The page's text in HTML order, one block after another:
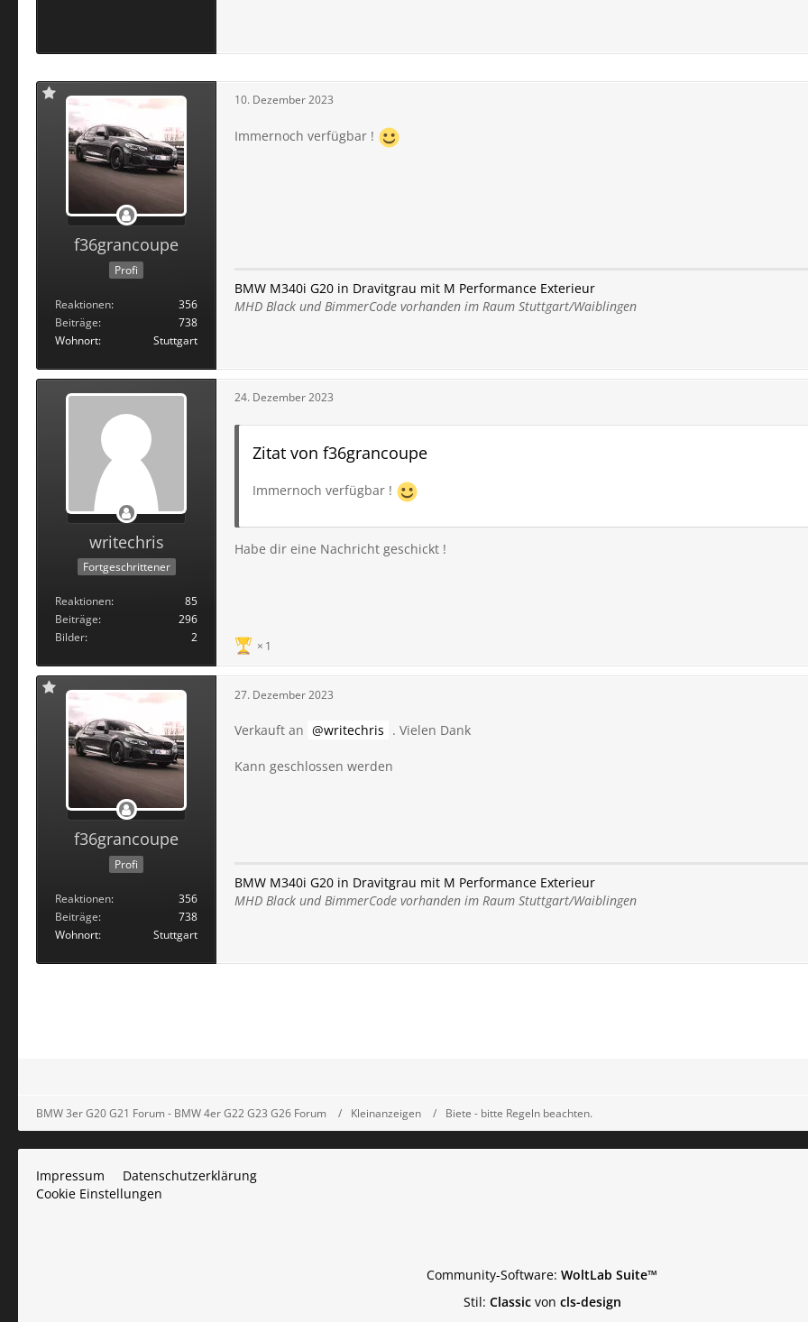
f36grancoupe
Profi
Reaktionen
356
Beiträge
738
Wohnort
Stuttgart
10. Dezember 2023
Immernoch verfügbar !
BMW M340i G20 in Dravitgrau mit M Performance Exterieur
MHD Black und BimmerCode vorhanden im Raum Stuttgart/Waiblingen
writechris
Fortgeschrittener
Reaktionen
85
Beiträge
296
Bilder
2
24. Dezember 2023
Zitat von f36grancoupe
Immernoch verfügbar !
Habe dir eine Nachricht geschickt !
1
f36grancoupe
Profi
Reaktionen
356
Beiträge
738
Wohnort
Stuttgart
27. Dezember 2023
Verkauft an writechris . Vielen Dank
Kann geschlossen werden
BMW M340i G20 in Dravitgrau mit M Performance Exterieur
MHD Black und BimmerCode vorhanden im Raum Stuttgart/Waiblingen
BMW 3er G20 G21 Forum - BMW 4er G22 G23 G26 Forum Kleinanzeigen Biete - bitte Regeln beachten.
Impressum
Datenschutzerklärung
Cookie Einstellungen
Community-Software: WoltLab Suite™
Stil: Classicvon cls-design